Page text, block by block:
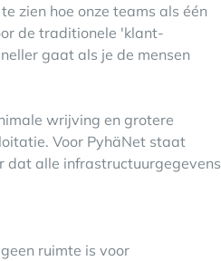
zien hoe onze teams als één
de traditionele 'klant-
gaat als je de mensen
wrijving en grotere
Voor PyhäNet staat
dat alle infrastructuurgegevens
ruimte is voor